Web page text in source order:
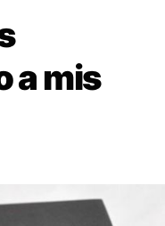
a mis